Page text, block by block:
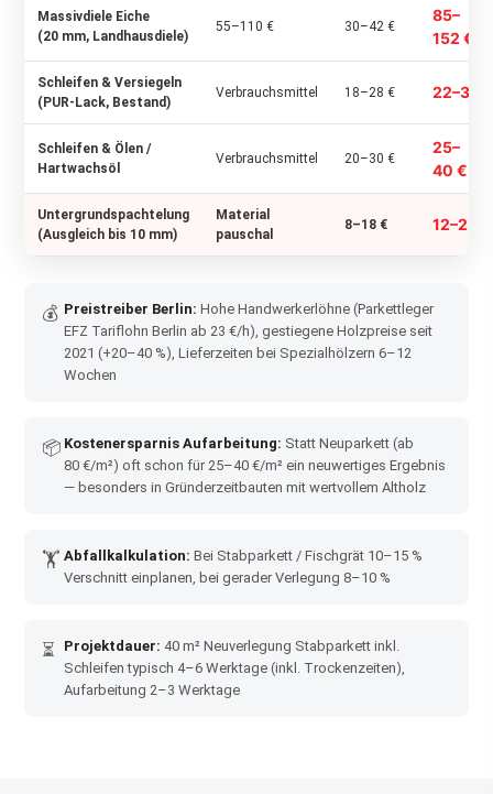
Massivdiele Eiche
(20 mm, Landhausdiele)
55–110 € 30–42 €
85–
152 €
Schleifen & Versiegeln
(PUR-Lack, Bestand)
Verbrauchsmittel 18–28 € 22–35 €
Schleifen & Ölen /
Hartwachsöl
Verbrauchsmittel 20–30 €
25–
40 €
Untergrundspachtelung
(Ausgleich bis 10 mm)
Material
pauschal
8–18 € 12–25 €
💰 Preistreiber Berlin: Hohe Handwerkerlöhne (Parkettleger
EFZ Tariflohn Berlin ab 23 €/h), gestiegene Holzpreise seit
2021 (+20–40 %), Lieferzeiten bei Spezialhölzern 6–12
Wochen
📦 Kostenersparnis Aufarbeitung: Statt Neuparkett (ab
80 €/m²) oft schon für 25–40 €/m² ein neuwertiges Ergebnis
— besonders in Gründerzeitbauten mit wertvollem Altholz
🏋 Abfallkalkulation: Bei Stabparkett / Fischgrät 10–15 %
Verschnitt einplanen, bei gerader Verlegung 8–10 %
⏳ Projektdauer: 40 m² Neuverlegung Stabparkett inkl.
Schleifen typisch 4–6 Werktage (inkl. Trockenzeiten),
Aufarbeitung 2–3 Werktage